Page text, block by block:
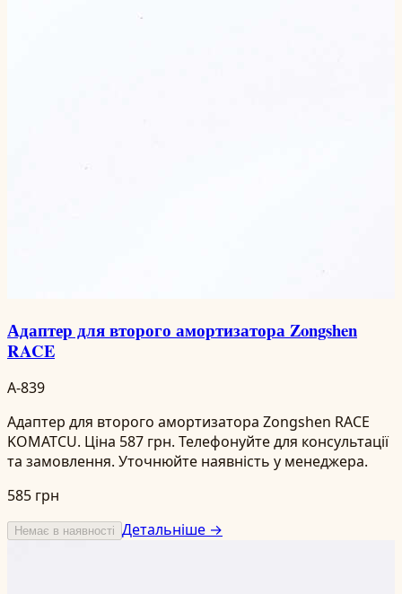
Адаптер для второго амортизатора Zongshen
RACE
A-839
Адаптер для второго амортизатора Zongshen RACE
KOMATCU. Ціна 587 грн. Телефонуйте для консультації
та замовлення. Уточнюйте наявність у менеджера.
585 грн
Немає в наявності Детальніше →